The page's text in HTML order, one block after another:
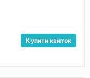
Купити квиток